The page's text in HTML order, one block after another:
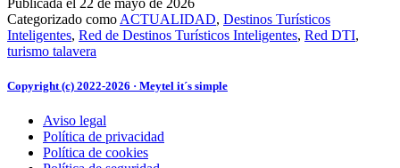
DTI
su
distintivo
de
Destino
Inteligente
al
programa
DTI
Categorizado como ACTUALIDAD, Destinos Turísticos
Inteligentes, Red de Destinos Turísticos Inteligentes, Red DTI,
turismo talavera
Copyright (c) 2022-2026 · Meytel it´s simple
Aviso legal
Política de privacidad
Política de cookies